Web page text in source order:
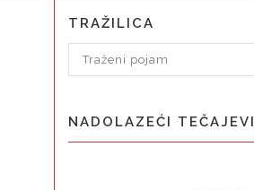
TRAŽILICA
NADOLAZEĆI TEČAJEVI